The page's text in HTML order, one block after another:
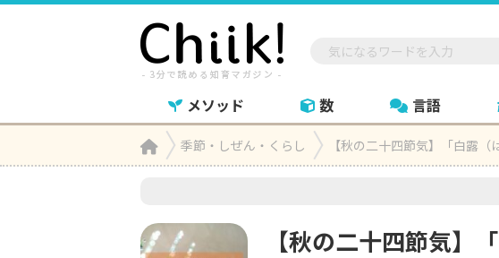
メソッド 数 言語
Home季節・しぜん・くらし 【秋の二十四節気】「白露
【秋の二十四節気】